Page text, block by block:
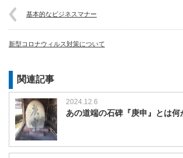
基本的なビジネスマナー
新型コロナウィルス対策について
関連記事
2024.12.6
あの道端の石碑『庚申』とは何